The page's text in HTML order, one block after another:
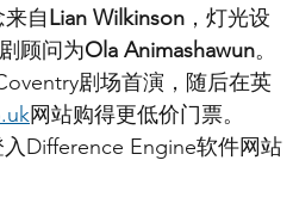
自 Lian Wilkinson ，灯光设
顾问为Ola Animashawun。
剧场首演，随后在英
网站购得更低价门票。
Difference Engine软件网站